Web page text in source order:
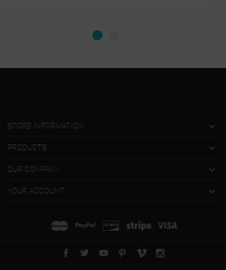
STORE INFORMATION 
PRODUCTS 
OUR COMPANY 
YOUR ACCOUNT 